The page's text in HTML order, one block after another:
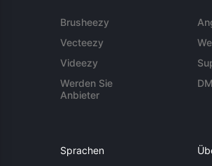
Brusheezy
Vecteezy
Videezy
Werden Sie
Anbieter
Sprachen